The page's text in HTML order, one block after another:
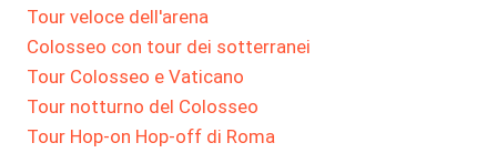
Tour veloce dell'arena
Colosseo con tour dei sotterranei
Tour Colosseo e Vaticano
Tour notturno del Colosseo
Tour Hop-on Hop-off di Roma